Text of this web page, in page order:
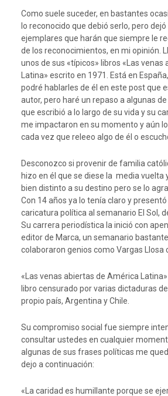
Como suele suceder, en bastantes
lo reconocido que debió serlo, pero
ejemplares que harán que siempre le
de los reconocimientos, en mi opinión.
unos de sus «típicos» libros «Las venas
Latina» escrito en 1971. Está en
podré hablarles de él en este post que
autor, pero haré un repaso a algunas
que escribió a lo largo de su vida y su
me impactaron en su momento y aún
cada vez que releeo algo de él o
Desconozco si provenir de familia
hizo en él que se diese la media vuelta
bien distinto a su destino pero se lo
Con 14 años ya lo tenía claro y
caricatura política al semanario El Sol,
Su carrera periodística la inició con
editor de Marca, un semanario
colaboraron genios como Vargas Llosa
«Las venas abiertas de América
libro censurado por varias dictaduras
propio país, Argentina y Chile.
Su compromiso social fue siempre
consultar ustedes en cualquier
algunas de sus frases políticas me
dejo a continuación:
«La caridad es humillante porque se